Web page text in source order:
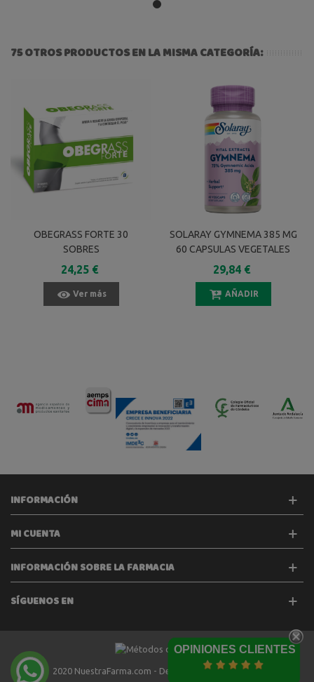
75 OTROS PRODUCTOS EN LA MISMA CATEGORÍA:
OBEGRASS FORTE 30
SOBRES
24,25 €
Ver más
SOLARAY GYMNEMA 385 MG
60 CAPSULAS VEGETALES
29,84 €
AÑADIR
OPINIONES CLIENTES
INFORMACIÓN
MI CUENTA
INFORMACIÓN SOBRE LA FARMACIA
SÍGUENOS EN
2020 NuestraFarma.com - Desarrollado porTecinet